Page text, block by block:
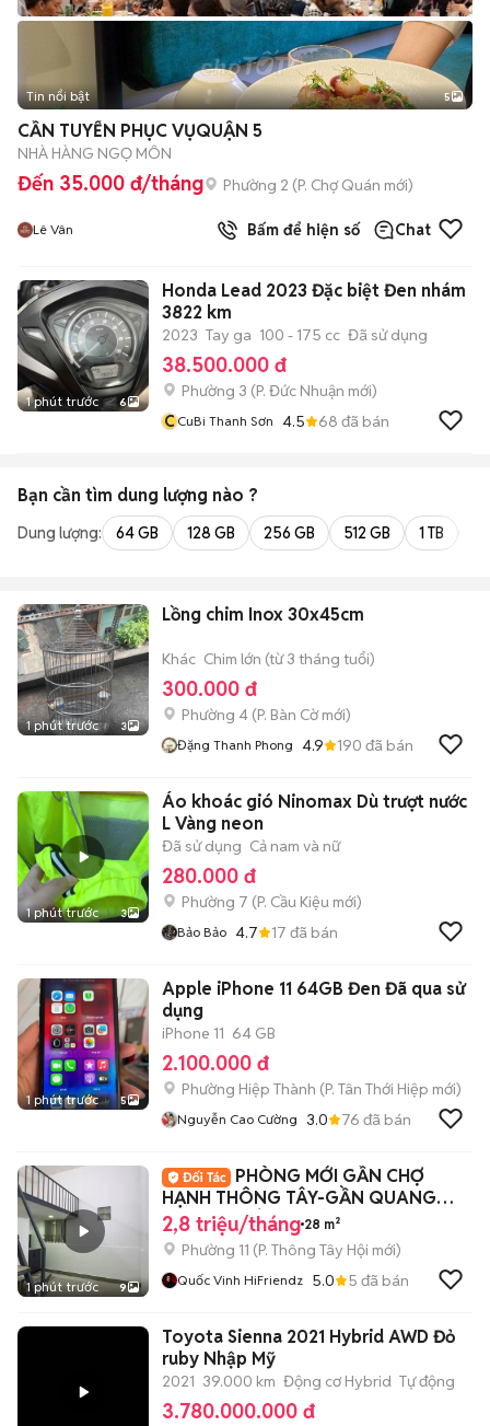
Tin nổi bật 5
CẦN TUYỂN PHỤC VỤQUẬN 5
NHÀ HÀNG NGỌ MÔN
Đến 35.000 đ/tháng Phường 2 (P. Chợ Quán mới)
Lê Vân Bấm để hiện số Chat
1 phút trước 6
Honda Lead 2023 Đặc biệt Đen nhám
3822 km
2023 Tay ga 100 - 175 cc Đã sử dụng
38.500.000 đ
Phường 3 (P. Đức Nhuận mới)
CCuBi Thanh Sơn 4.5 68 đã bán
Bạn cần tìm dung lượng nào ?
Dung lượng: 64 GB 128 GB 256 GB 512 GB 1 TB
1 phút trước 3
Lồng chim Inox 30x45cm
Khác Chim lớn (từ 3 tháng tuổi)
300.000 đ
Phường 4 (P. Bàn Cờmới)
Đặng Thanh Phong 4.9 190 đã bán
1 phút trước 3
Áo khoác gió Ninomax Dù trượt nước
L Vàng neon
Đã sử dụng Cả nam và nữ
280.000 đ
Phường 7 (P. Cầu Kiệu mới)
Bảo Bảo 4.7 17 đã bán
1 phút trước 5
Apple iPhone 11 64GB Đen Đã qua sử
dụng
iPhone 11 64 GB
2.100.000 đ
Phường Hiệp Thành (P. Tân Thới Hiệp mới)
Nguyễn Cao Cường 3.0 76 đã bán
1 phút trước 9
PHÒNG MỚI GẦN CHỢ
HẠNH THÔNG TÂY-GẦN QUANG
TRUNG-PHÒNG MỚI KENG
2,8 triệu/tháng 28 m²
Phường 11 (P. Thông Tây Hội mới)
Quốc Vinh HiFriendz 5.0 5 đã bán
Toyota Sienna 2021 Hybrid AWD Đỏ
ruby Nhập Mỹ
2021 39.000 km Động cơ Hybrid Tự động
3.780.000.000 đ